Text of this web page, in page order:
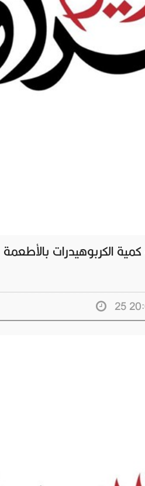
الكربوهيدرات بالأطعمة